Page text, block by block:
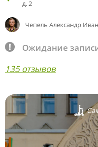
д. 2
Чепель Александр
Ожидание
135 отзывов